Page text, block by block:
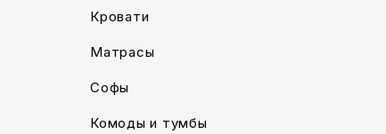
Кровати
Матрасы
Софы
Комоды и тумбы